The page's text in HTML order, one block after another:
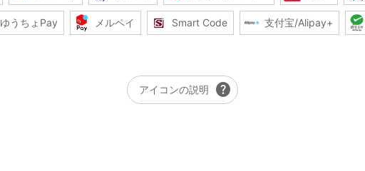
ゆうちょPay メルペイ Smart Code 支付宝/Alipay+
アイコンの説明 help